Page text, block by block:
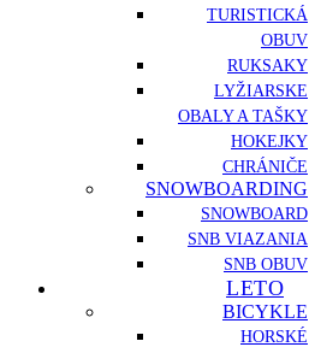
TURISTICKÁ
OBUV
RUKSAKY
LYŽIARSKE
OBALY A TAŠKY
HOKEJKY
CHRÁNIČE
SNOWBOARDING
SNOWBOARD
SNB VIAZANIA
SNB OBUV
LETO
BICYKLE
HORSKÉ